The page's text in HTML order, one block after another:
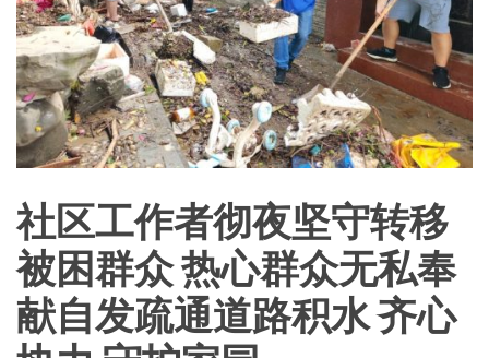
社区工作者彻夜坚守转移
被困群众 热心群众无私奉
献自发疏通道路积水 齐心